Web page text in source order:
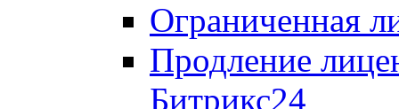
Ограниченная
Продление
Битрикс24